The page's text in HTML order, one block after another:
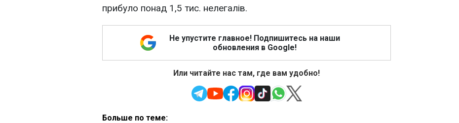
прибуло понад 1,5 тис. нелегалів.
Не упустите главное! Подпишитесь на наши
обновления в Google!
Или читайте нас там, где вам удобно!
Больше по теме: